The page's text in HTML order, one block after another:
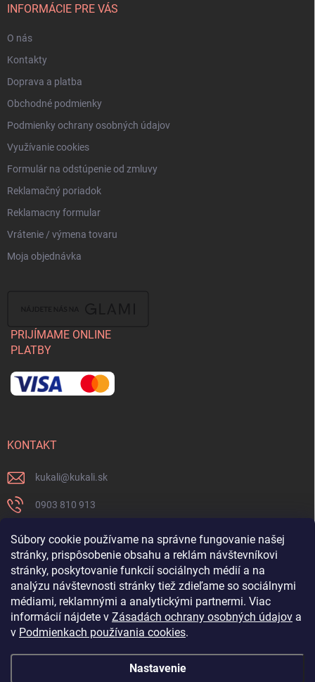
Súbory cookie používame na správne fungovanie našej
stránky, prispôsobenie obsahu a reklám návštevníkovi
stránky, poskytovanie funkcií sociálnych médií a na
analýzu návštevnosti stránky tiež zdieľame so sociálnymi
médiami, reklamnými a analytickými partnermi. Viac
informácií nájdete v Zásadách ochrany osobných údajov a
v Podmienkach používania cookies.
Nastavenie
INFORMÁCIE PRE VÁS
O nás
Kontakty
Doprava a platba
Obchodné podmienky
Podmienky ochrany osobných údajov
Využívanie cookies
Formulár na odstúpenie od zmluvy
Reklamačný poriadok
Reklamacny formular
Vrátenie / výmena tovaru
Moja objednávka
PRIJÍMAME ONLINE
PLATBY
KONTAKT
kukali@kukali.sk
0903 810 913
0903 810 913
Nenechajte si ujsť novinky a sledujte nás na FB
kukalishop